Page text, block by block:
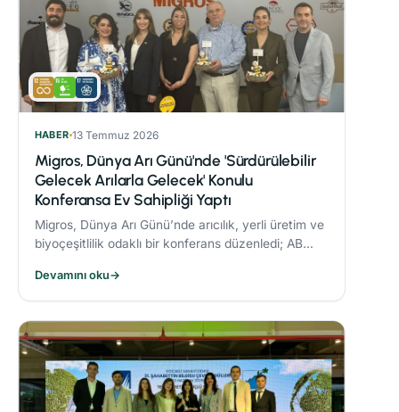
HABER 13 Temmuz 2026
Migros, Dünya Arı Günü'nde 'Sürdürülebilir
Gelecek Arılarla Gelecek' Konulu
Konferansa Ev Sahipliği Yaptı
Migros, Dünya Arı Günü’nde arıcılık, yerli üretim ve
biyoçeşitlilik odaklı bir konferans düzenledi; AB
çevre dostu üretim konuları ele alındı.
Devamını oku→